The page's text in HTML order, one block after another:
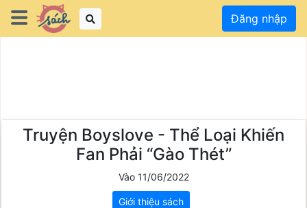
Đăng nhập
Truyện Boyslove - Thể Loại Khiến
Fan Phải “Gào Thét”
Vào 11/06/2022
Giới thiệu sách